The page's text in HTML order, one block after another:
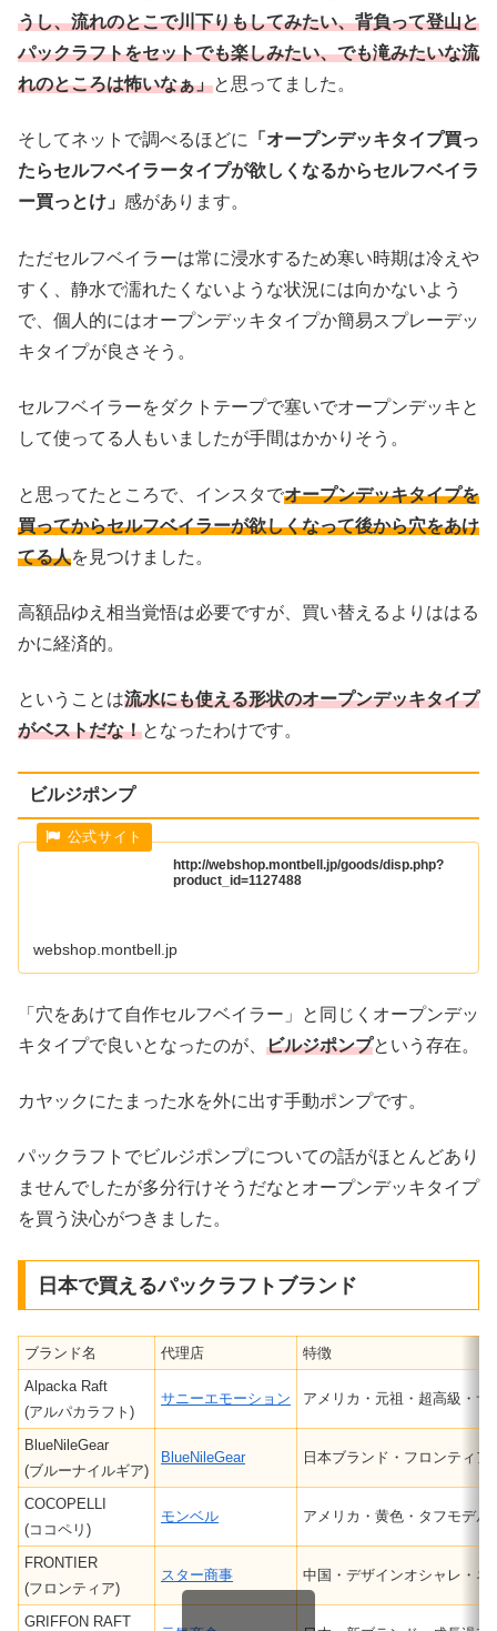
うし、流れのとこで川下りもしてみたい、背負って登山と
パックラフトをセットでも楽しみたい、でも滝みたいな流
れのところは怖いなぁ」と思ってました。
そしてネットで調べるほどに 「オープンデッキタイプ買っ
たらセルフベイラータイプが欲しくなるからセルフベイラ
ー買っとけ」 感があります。
ただセルフベイラーは常に浸水するため寒い時期は冷えや
すく、静水で濡れたくないような状況には向かないよう
で、個人的にはオープンデッキタイプか簡易スプレーデッ
キタイプが良さそう。
セルフベイラーをダクトテープで塞いでオープンデッキと
して使ってる人もいましたが手間はかかりそう。
と思ってたところで、インスタでオープンデッキタイプを
買ってからセルフベイラーが欲しくなって後から穴をあけ
てる人を見つけました。
高額品ゆえ相当覚悟は必要ですが、買い替えるよりははる
かに経済的。
ということは流水にも使える形状のオープンデッキタイプ
がベストだな！となったわけです。
ビルジポンプ
http://webshop.montbell.jp/goods/disp.php?
product_id=1127488
webshop.montbell.jp
「穴をあけて自作セルフベイラー」と同じくオープンデッ
キタイプで良いとなったのが、 ビルジポンプという存在。
カヤックにたまった水を外に出す手動ポンプです。
パックラフトでビルジポンプについての話がほとんどあり
ませんでしたが多分行けそうだなとオープンデッキタイプ
を買う決心がつきました。
日本で買えるパックラフトブランド
ブランド名 代理店
特徴
‎Alpacka Raft
(アルパカラフト)
サニーエモーション アメリカ・元祖・超高級・
BlueNileGear
(ブルーナイルギア)
BlueNileGear 日本ブランド・フロンティア
COCOPELLI
(ココペリ)
モンベル アメリカ・黄色・タフモデル
FRONTIER
(フロンティア)
スター商事 中国・デザインオシャレ・ネ
GRIFFON RAFT